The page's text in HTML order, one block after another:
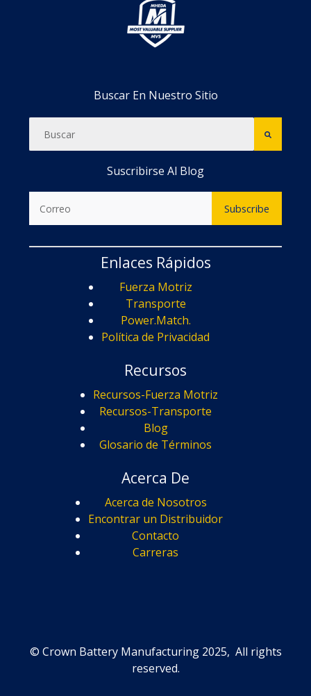
Buscar En Nuestro Sitio
Suscribirse Al Blog
Enlaces Rápidos
Fuerza Motriz
Transporte
Power.Match.
Política de Privacidad
Recursos
Recursos-Fuerza Motriz
Recursos-Transporte
Blog
Glosario de Términos
Acerca De
Acerca de Nosotros
Encontrar un Distribuidor
Contacto
Carreras
© Crown Battery Manufacturing 2025, All rights
reserved.